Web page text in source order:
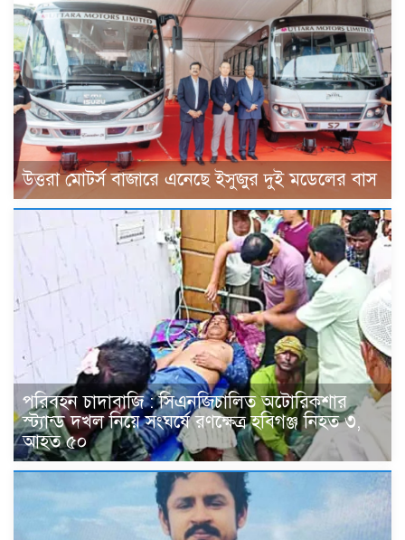
উত্তরা মোটর্স বাজারে এনেছে ইসুজুর দুই মডেলের বাস
পরিবহন চাদাবাজি : সিএনজিচালিত অটোরিকশার
স্ট্যান্ড দখল নিয়ে সংঘর্ষে রণক্ষেত্র হবিগঞ্জ নিহত ৩,
আহত ৫০